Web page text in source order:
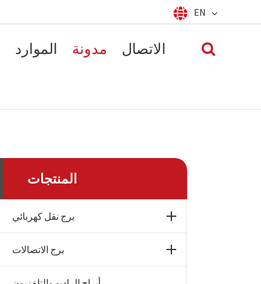
EN
الموارد مدونة الاتصال
المنتجات
برج نقل كهربائي
برج الاتصالات